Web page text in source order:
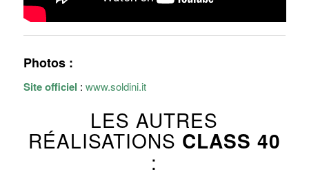
Photos :
Site officiel : www.soldini.it
LES AUTRES
RÉALISATIONS CLASS 40
: